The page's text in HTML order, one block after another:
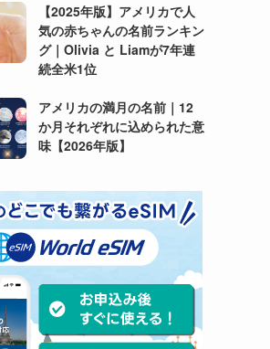
【2025年版】アメリカで人
気の赤ちゃんの名前ランキン
グ｜Olivia と Liamが7年連
続全米1位
アメリカの満月の名前｜12
か月それぞれに込められた意
味【2026年版】